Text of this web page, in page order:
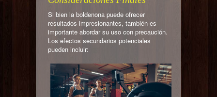
Si bien la boldenona puede ofrecer
resultados impresionantes, también es
importante abordar su uso con precaución.
Los efectos secundarios potenciales
pueden incluir: